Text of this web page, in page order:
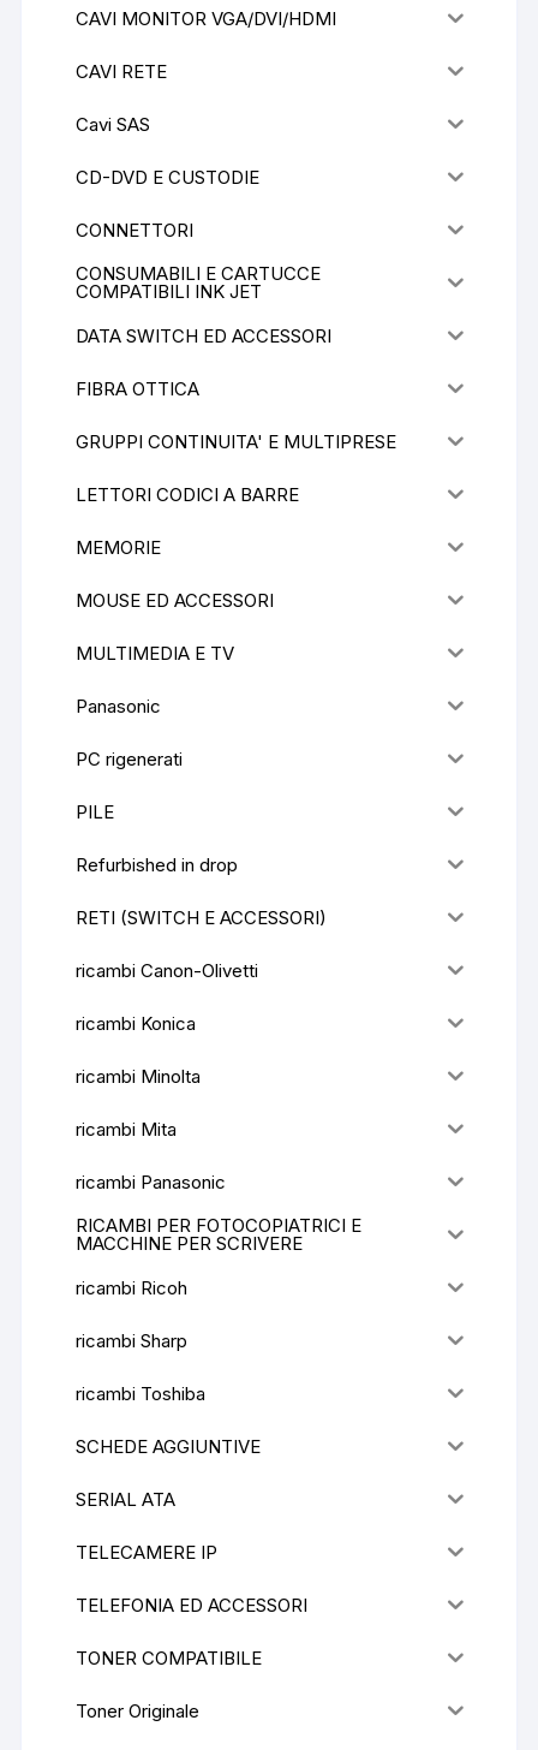
CAVI MONITOR VGA/DVI/HDMI
CAVI RETE
Cavi SAS
CD-DVD E CUSTODIE
CONNETTORI
CONSUMABILI E CARTUCCE
COMPATIBILI INK JET
DATA SWITCH ED ACCESSORI
FIBRA OTTICA
GRUPPI CONTINUITA' E MULTIPRESE
LETTORI CODICI A BARRE
MEMORIE
MOUSE ED ACCESSORI
MULTIMEDIA E TV
Panasonic
PC rigenerati
PILE
Refurbished in drop
RETI (SWITCH E ACCESSORI)
ricambi Canon-Olivetti
ricambi Konica
ricambi Minolta
ricambi Mita
ricambi Panasonic
RICAMBI PER FOTOCOPIATRICI E
MACCHINE PER SCRIVERE
ricambi Ricoh
ricambi Sharp
ricambi Toshiba
SCHEDE AGGIUNTIVE
SERIAL ATA
TELECAMERE IP
TELEFONIA ED ACCESSORI
TONER COMPATIBILE
Toner Originale